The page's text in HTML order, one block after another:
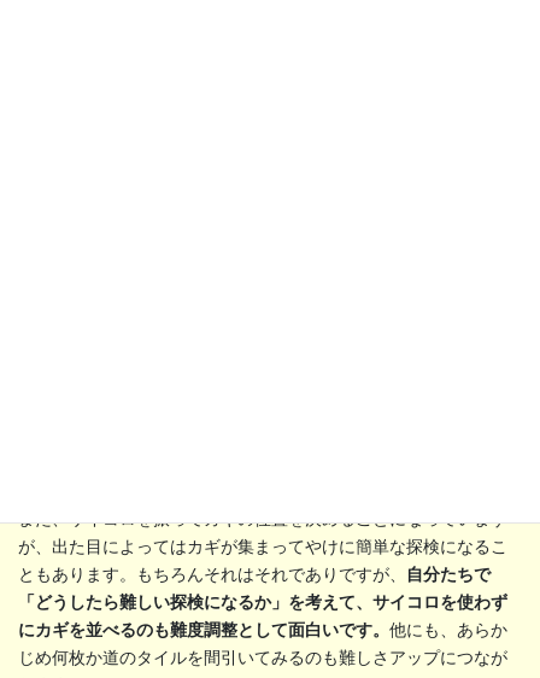
また、サイコロを振ってカギの位置を決めることになっています
が、出た目によってはカギが集まってやけに簡単な探検になるこ
ともあります。もちろんそれはそれでありですが、 自分たちで
「どうしたら難しい探検になるか」を考えて、サイコロを使わず
にカギを並べるのも難度調整として面白いです。 他にも、あらか
じめ何枚か道のタイルを間引いてみるのも難しさアップにつなが